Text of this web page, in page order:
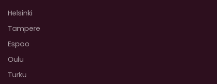
Helsinki
Tampere
Espoo
Oulu
Turku